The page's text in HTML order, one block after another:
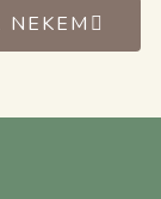
NEKEM